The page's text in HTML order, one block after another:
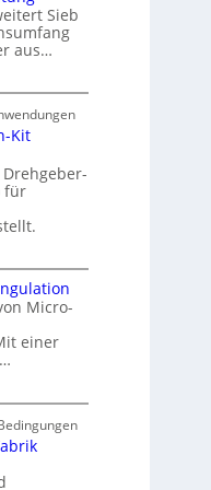
Sieb
aus…
Kit
für
Micro-
einer